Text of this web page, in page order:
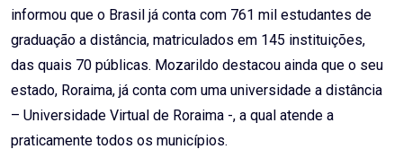
informou que o Brasil já conta com 761 mil estudantes de
graduação a distância, matriculados em 145 instituições,
das quais 70 públicas. Mozarildo destacou ainda que o seu
estado, Roraima, já conta com uma universidade a distância
– Universidade Virtual de Roraima -, a qual atende a
praticamente todos os municípios.